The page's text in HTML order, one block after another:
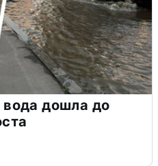
вода дошла до